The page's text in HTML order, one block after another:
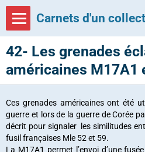
42- Les grenades
américaines M17A1
Ces grenades américaines ont été
guerre et lors de la guerre de Corée
décrit pour signaler les similitudes
fusil françaises Mle 52 et 59.
La M17A1 permet l’envoi d’une